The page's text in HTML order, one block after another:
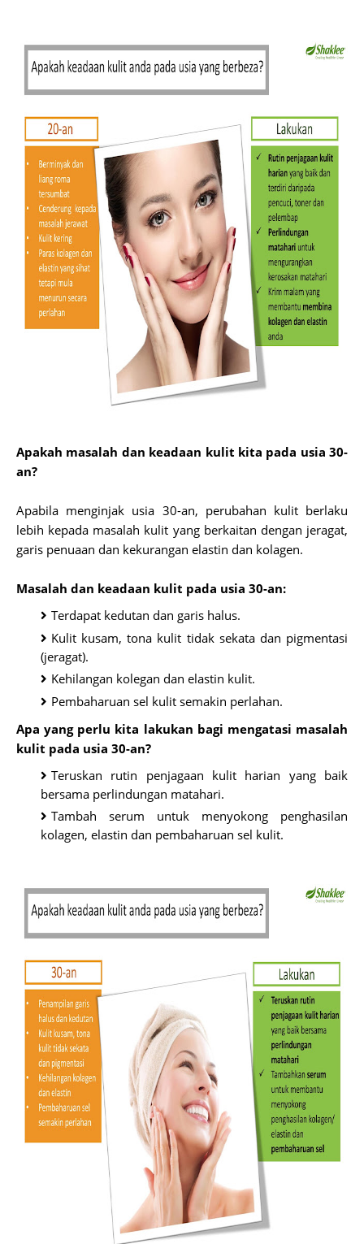
Apakah masalah dan keadaan kulit kita pada usia 30-
an?
Apabila menginjak usia 30-an, perubahan kulit berlaku
lebih kepada masalah kulit yang berkaitan dengan jeragat,
garis penuaan dan kekurangan elastin dan kolagen.
Masalah dan keadaan kulit pada usia 30-an:
Terdapat kedutan dan garis halus.
Kulit kusam, tona kulit tidak sekata dan pigmentasi
(jeragat).
Kehilangan kolegan dan elastin kulit.
Pembaharuan sel kulit semakin perlahan.
Apa yang perlu kita lakukan bagi mengatasi masalah
kulit pada usia 30-an?
Teruskan rutin penjagaan kulit harian yang baik
bersama perlindungan matahari.
Tambah serum untuk menyokong penghasilan
kolagen, elastin dan pembaharuan sel kulit.